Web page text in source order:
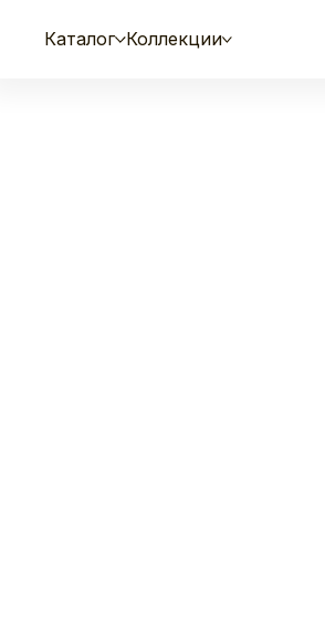
Каталог Коллекции